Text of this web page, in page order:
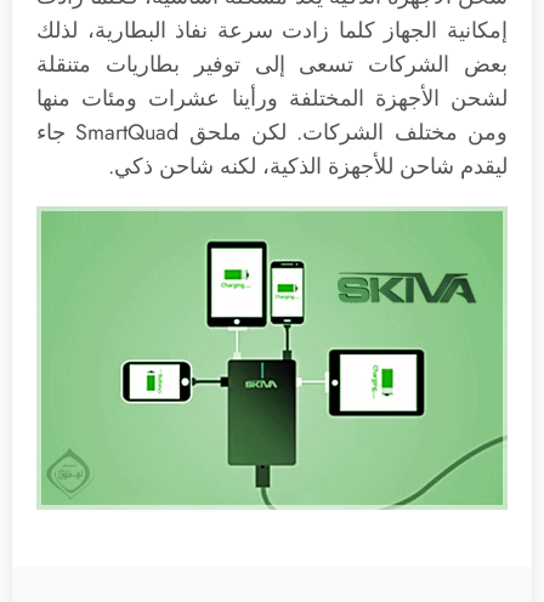
إمكانية الجهاز كلما زادت سرعة نفاذ البطارية، لذلك
بعض الشركات تسعى إلى توفير بطاريات متنقلة
لشحن الأجهزة المختلفة ورأينا عشرات ومئات منها
ومن مختلف الشركات. لكن ملحق SmartQuad جاء
ليقدم شاحن للأجهزة الذكية، لكنه شاحن ذكي.